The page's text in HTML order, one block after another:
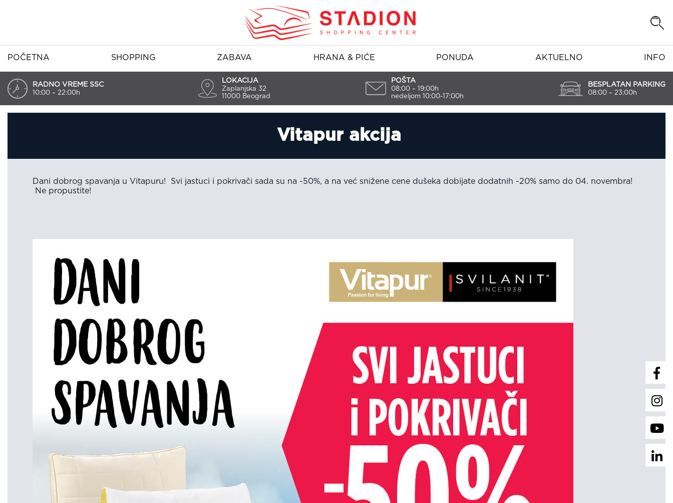
POČETNA SHOPPING ZABAVA HRANA & PIĆE PONUDA AKTUELNO INFO
RADNO VREME SSC
10:00 – 22:00h
LOKACIJA
Zaplanjska 32
11000 Beograd
POŠTA
08:00 – 19:00h
nedeljom 10:00-17:00h
BESPLATAN PARKING
08:00 – 23:00h
Vitapur akcija
Dani dobrog spavanja u Vitapuru! Svi jastuci i pokrivači sada su na -50%, a na već snižene cene dušeka dobijate dodatnih -20% samo do 04. novembra!
Ne propustite!